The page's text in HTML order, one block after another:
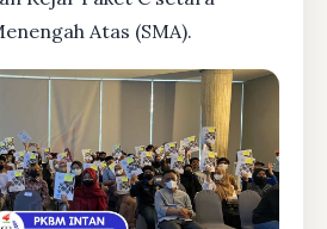
Atas (SMA).